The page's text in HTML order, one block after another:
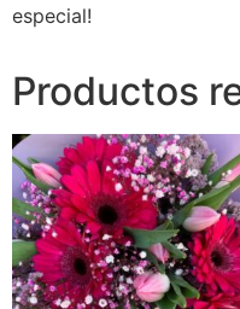
especial!
Productos